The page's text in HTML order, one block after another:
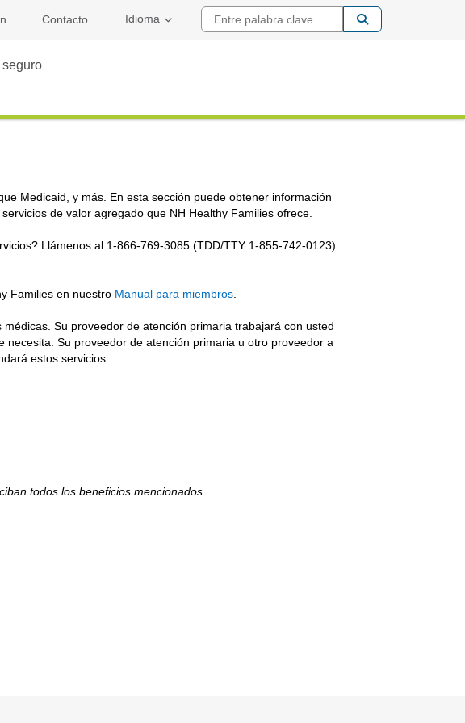
Contacto Idioma Entre palabra
Medicaid, y más. En esta sección puede obtener información
de valor agregado que NH Healthy Families ofrece.
Llámenos al 1-866-769-3085 (TDD/TTY 1-855-742-0123).
Families en nuestro Manual para miembros.
Su proveedor de atención primaria trabajará con usted
necesita. Su proveedor de atención primaria u otro proveedor a
estos servicios.
todos los beneficios mencionados.